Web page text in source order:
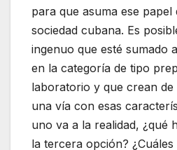
para que asuma ese papel
sociedad cubana. Es
ingenuo que esté sumado
en la categoría de tipo
laboratorio y que crean
una vía con esas
uno va a la realidad, ¿qué
la tercera opción?